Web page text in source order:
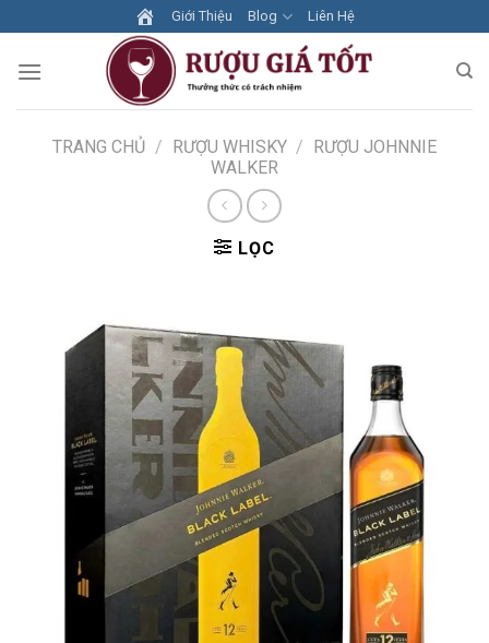
to
content
Giới Thiệu Blog Liên Hệ
TRANG CHỦ / RƯỢU WHISKY / RƯỢU JOHNNIE
WALKER
LỌC